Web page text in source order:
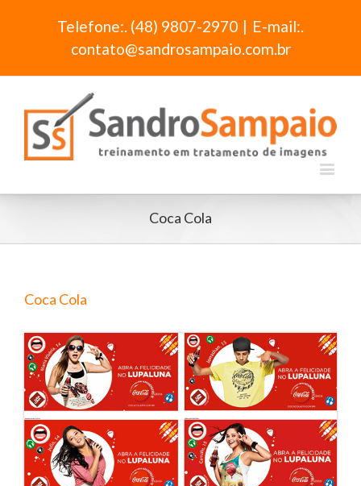
Telefone:. (48) 9807-2970 | E-mail:.
contato@sandrosampaio.com.br
Coca Cola
Coca Cola